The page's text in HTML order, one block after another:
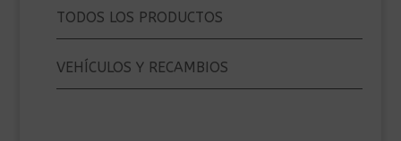
TODOS LOS PRODUCTOS
VEHÍCULOS Y RECAMBIOS